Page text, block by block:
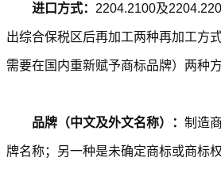
进口方式： 2204.2100及
出综合保税区后再加工两种再加工方
需要在国内重新赋予商标品牌）两种
品牌（中文及外文名称）： 制造
牌名称；另一种是未确定商标或商标